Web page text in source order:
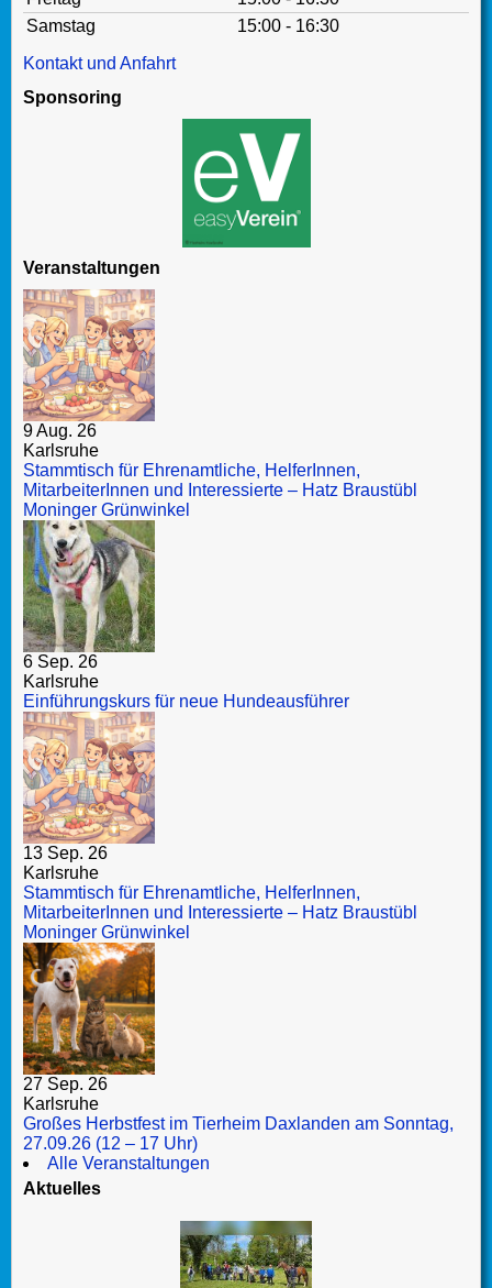
Samstag
15:00 - 16:30
Kontakt und Anfahrt
Sponsoring
Veranstaltungen
9 Aug. 26
Karlsruhe
Stammtisch für Ehrenamtliche, HelferInnen,
MitarbeiterInnen und Interessierte – Hatz Braustübl
Moninger Grünwinkel
6 Sep. 26
Karlsruhe
Einführungskurs für neue Hundeausführer
13 Sep. 26
Karlsruhe
Stammtisch für Ehrenamtliche, HelferInnen,
MitarbeiterInnen und Interessierte – Hatz Braustübl
Moninger Grünwinkel
27 Sep. 26
Karlsruhe
Großes Herbstfest im Tierheim Daxlanden am Sonntag,
27.09.26 (12 – 17 Uhr)
Alle Veranstaltungen
Aktuelles